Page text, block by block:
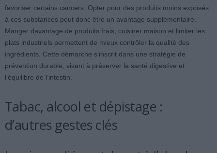
favoriser certains cancers. Opter pour des produits moins exposés
à ces substances peut donc être un avantage supplémentaire.
Manger davantage de produits frais, cuisiner maison et limiter les
plats industriels permettent de mieux contrôler la qualité des
ingrédients. Cette démarche s’inscrit dans une stratégie de
prévention durable, visant à préserver la santé digestive et
l’équilibre de l’intestin.
Tabac, alcool et dépistage :
d’autres gestes clés